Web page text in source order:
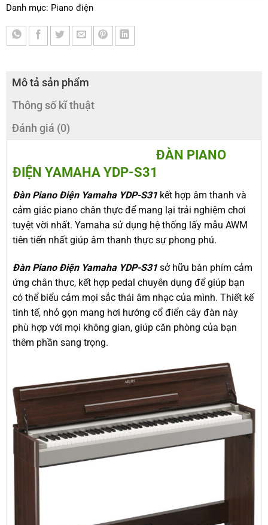
Danh mục: Piano điện
Mô tả sản phẩm
Đánh giá (0)
Thông số kĩ thuật
ĐÀN PIANO
ĐIỆN YAMAHA YDP-S31
Đàn Piano Điện Yamaha YDP-S31kết hợp âm thanh và
cảm giác piano chân thực để mang lại trải nghiệm chơi
tuyệt vời nhất. Yamaha sử dụng hệ thống lấy mẫu AWM
tiên tiến nhất giúp âm thanh thực sự phong phú.
Đàn Piano Điện Yamaha YDP-S31sở hữu bàn phím cảm
ứng chân thực, kết hợp pedal chuyên dụng để giúp bạn
có thể biểu cảm mọi sắc thái âm nhạc của mình. Thiết kế
tinh tế, nhỏ gọn mang hơi hướng cổ điển cây đàn này
phù hợp với mọi không gian, giúp căn phòng của bạn
thêm phần sang trọng.